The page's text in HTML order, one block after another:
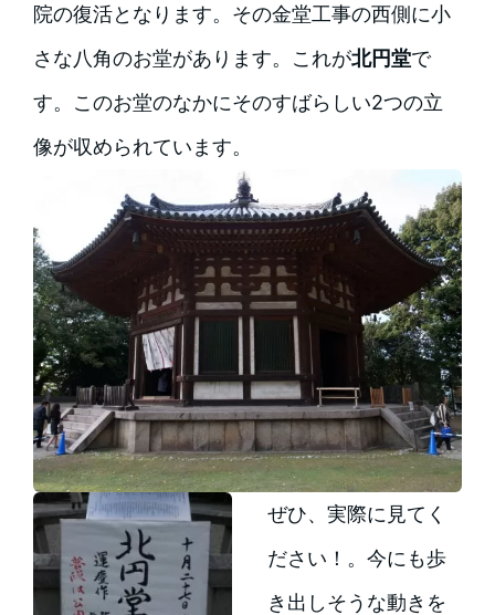
院の復活となります。その金堂工事の西側に小
さな八角のお堂があります。これが北円堂で
す。このお堂のなかにそのすばらしい2つの立
像が収められています。
ぜひ、実際に見てく
ださい！。今にも歩
き出しそうな動きを